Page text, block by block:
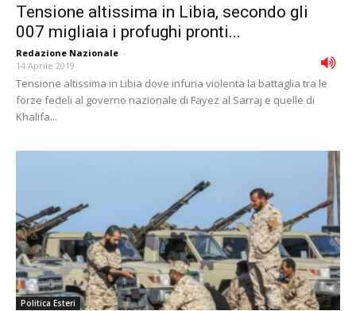
Tensione altissima in Libia, secondo gli
007 migliaia i profughi pronti...
Redazione Nazionale -
14 Aprile 2019
Tensione altissima in Libia dove infuria violenta la battaglia tra le
forze fedeli al governo nazionale di Fayez al Sarraj e quelle di
Khalifa...
Politica Esteri